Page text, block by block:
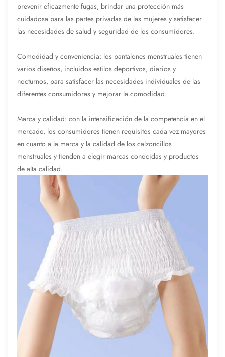
prevenir eficazmente fugas, brindar una protección más
cuidadosa para las partes privadas de las mujeres y satisfacer
las necesidades de salud y seguridad de los consumidores.
Comodidad y conveniencia: los pantalones menstruales tienen
varios diseños, incluidos estilos deportivos, diarios y
nocturnos, para satisfacer las necesidades individuales de las
diferentes consumidoras y mejorar la comodidad.
Marca y calidad: con la intensificación de la competencia en el
mercado, los consumidores tienen requisitos cada vez mayores
en cuanto a la marca y la calidad de los calzoncillos
menstruales y tienden a elegir marcas conocidas y productos
de alta calidad.